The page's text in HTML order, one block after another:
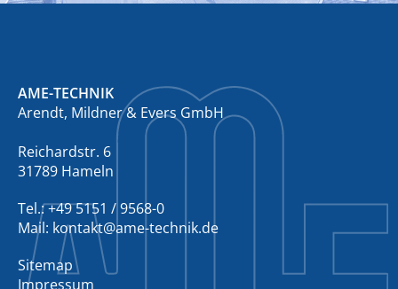
AME-TECHNIK
Arendt, Mildner & Evers GmbH
Reichardstr. 6
31789 Hameln
Tel.: +49 5151 / 9568-0
Mail: kontakt@ame-technik.de
Sitemap
Impressum